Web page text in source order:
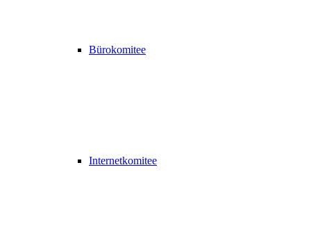
Bürokomitee
Internetkomitee